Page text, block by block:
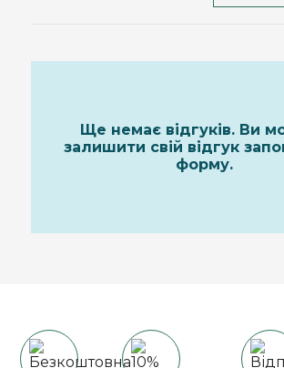
Ще немає відгуків. Ви
залишити свій відгук
форму.